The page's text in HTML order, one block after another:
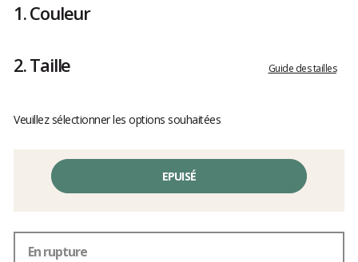
1.Couleur
2.Taille Guide des tailles
Veuillez sélectionner les options souhaitées
EPUISÉ
En rupture